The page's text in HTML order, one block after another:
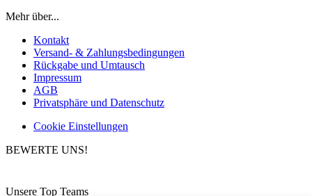
Mehr über...
Kontakt
Versand- & Zahlungsbedingungen
Rückgabe und Umtausch
Impressum
AGB
Privatsphäre und Datenschutz
Cookie Einstellungen
BEWERTE UNS!
Unsere Top Teams